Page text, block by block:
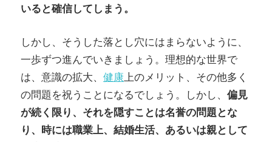
いると確信してしまう。
しかし、そうした落とし穴にはまらないように、
一歩ずつ進んでいきましょう。理想的な世界で
は、意識の拡大、 健康上のメリット、その他多く
の問題を祝うことになるでしょう。しかし、 偏見
が続く限り、それを隠すことは名誉の問題とな
り、時には職業上、結婚生活、あるいは親として